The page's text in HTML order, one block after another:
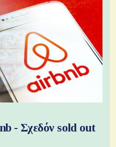
- Σχεδόν sold out